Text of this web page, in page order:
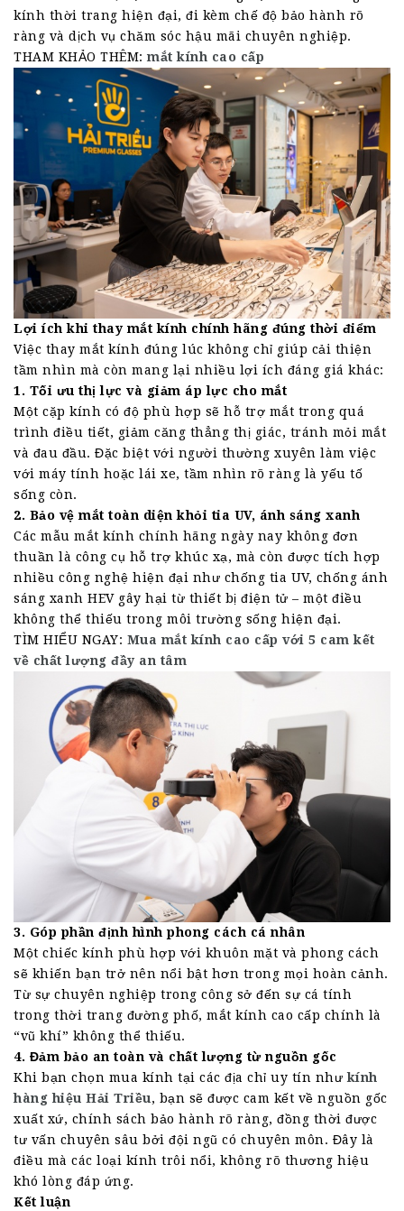
kính thời trang hiện đại, đi kèm chế độ bảo hành rõ
ràng và dịch vụ chăm sóc hậu mãi chuyên nghiệp.
THAM KHẢO THÊM: mắt kính cao cấp
Lợi ích khi thay mắt kính chính hãng đúng thời điểm
Việc thay mắt kính đúng lúc không chỉ giúp cải thiện
tầm nhìn mà còn mang lại nhiều lợi ích đáng giá khác:
1. Tối ưu thị lực và giảm áp lực cho mắt
Một cặp kính có độ phù hợp sẽ hỗ trợ mắt trong quá
trình điều tiết, giảm căng thẳng thị giác, tránh mỏi mắt
và đau đầu. Đặc biệt với người thường xuyên làm việc
với máy tính hoặc lái xe, tầm nhìn rõ ràng là yếu tố
sống còn.
2. Bảo vệ mắt toàn diện khỏi tia UV, ánh sáng xanh
Các mẫu mắt kính chính hãng ngày nay không đơn
thuần là công cụ hỗ trợ khúc xạ, mà còn được tích hợp
nhiều công nghệ hiện đại như chống tia UV, chống ánh
sáng xanh HEV gây hại từ thiết bị điện tử – một điều
không thể thiếu trong môi trường sống hiện đại.
TÌM HIỂU NGAY: Mua mắt kính cao cấp với 5 cam kết
về chất lượng đầy an tâm
3. Góp phần định hình phong cách cá nhân
Một chiếc kính phù hợp với khuôn mặt và phong cách
sẽ khiến bạn trở nên nổi bật hơn trong mọi hoàn cảnh.
Từ sự chuyên nghiệp trong công sở đến sự cá tính
trong thời trang đường phố, mắt kính cao cấp chính là
“vũ khí” không thể thiếu.
4. Đảm bảo an toàn và chất lượng từ nguồn gốc
Khi bạn chọn mua kính tại các địa chỉ uy tín nhưkính
hàng hiệu Hải Triều, bạn sẽ được cam kết về nguồn gốc
xuất xứ, chính sách bảo hành rõ ràng, đồng thời được
tư vấn chuyên sâu bởi đội ngũ có chuyên môn. Đây là
điều mà các loại kính trôi nổi, không rõ thương hiệu
khó lòng đáp ứng.
Kết luận